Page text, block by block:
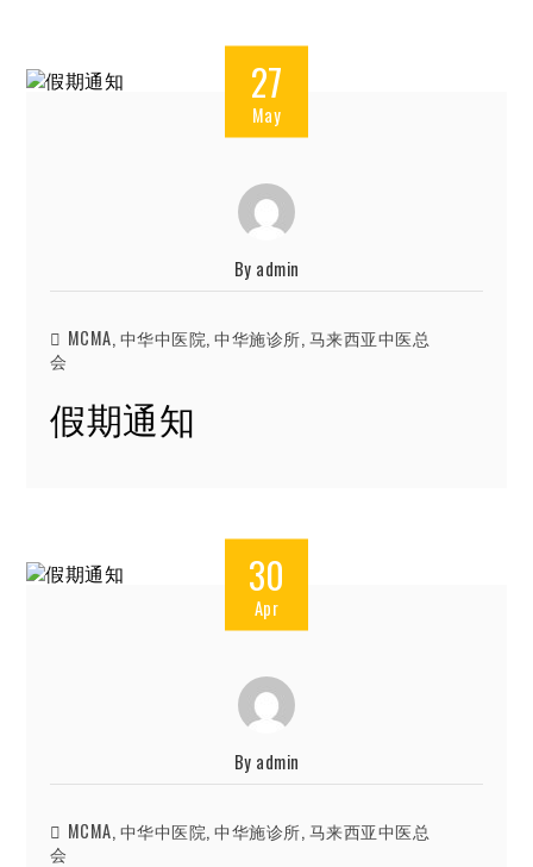
27
May
By admin
MCMA, 中华中医院,中华施诊所, 马来西亚中医总
会
假期通知
30
Apr
By admin
MCMA, 中华中医院,中华施诊所, 马来西亚中医总
会